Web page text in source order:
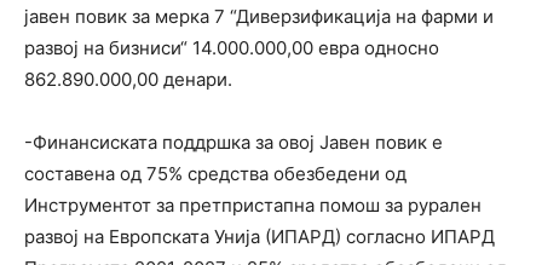
јавен повик за мерка 7 “Диверзификација на фарми и
развој на бизниси“ 14.000.000,00 евра односно
862.890.000,00 денари.
-Финансиската поддршка за овој Јавен повик е
составена од 75% средства обезбедени од
Инструментот за претпристапна помош за рурален
развој на Европската Унија (ИПАРД) согласно ИПАРД